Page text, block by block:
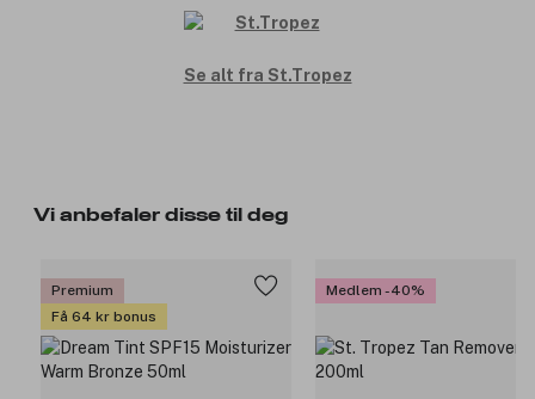
Se alt fra St.Tropez
Vi anbefaler disse til deg
Premium
Få 64 kr bonus
Medlem -40%